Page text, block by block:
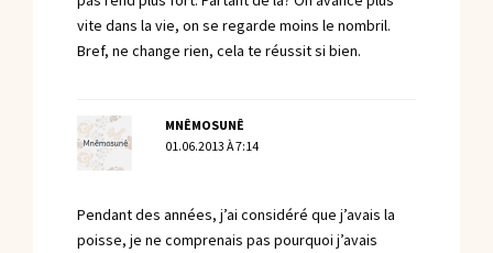
vite dans la vie, on se regarde moins le nombril.
Bref, ne change rien, cela te réussit si bien.
MNÊMOSUNÊ
01.06.2013 À 7:14
Pendant des années, j’ai considéré que j’avais la
poisse, je ne comprenais pas pourquoi j’avais